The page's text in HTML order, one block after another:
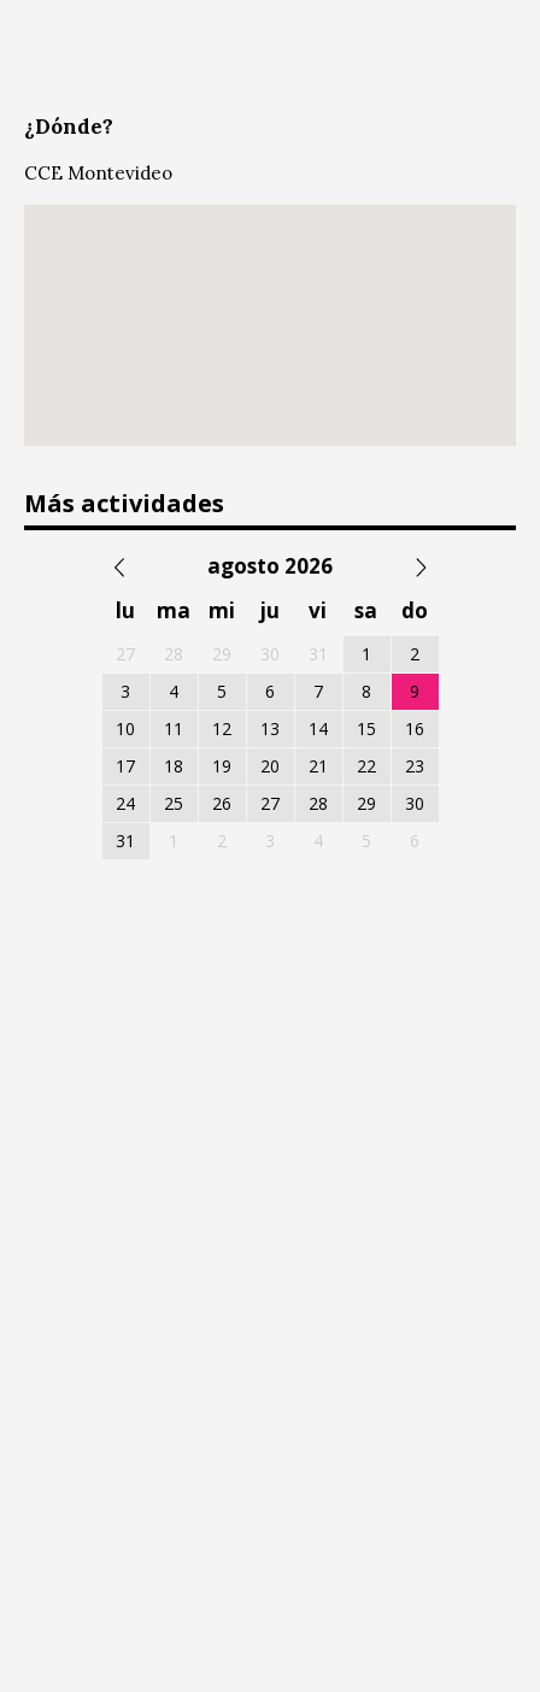
¿Dónde?
CCE Montevideo
Más actividades
agosto 2026
lu
ma mi ju vi sa do
27 28 29 30 31 1
2
3
4 5 6 7 8
9
10
11 12 13 14 15
16
17
18 19 20 21 22
23
24
25 26 27 28 29
30
31
1 2 3 4 5 6